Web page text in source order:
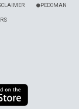
PEDOMAN